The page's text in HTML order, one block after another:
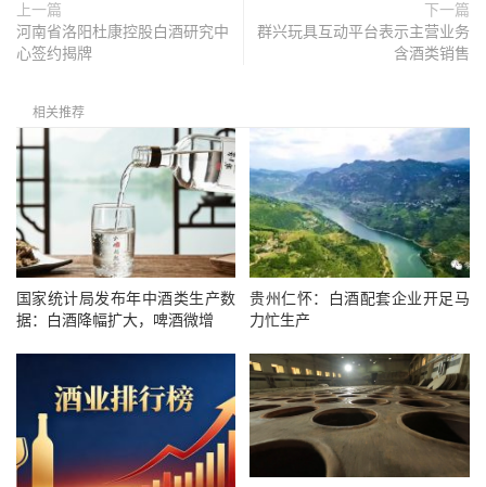
上一篇
河南省洛阳杜康控股白酒研究中
心签约揭牌
下一篇
群兴玩具互动平台表示主营业务
含酒类销售
相关推荐
国家统计局发布年中酒类生产数
据：白酒降幅扩大，啤酒微增
贵州仁怀：白酒配套企业开足马
力忙生产